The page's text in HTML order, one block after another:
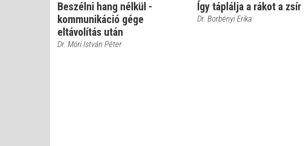
Beszélni hang nélkül -
kommunikáció gége
eltávolítás után
Dr. Móri István Péter
Így táplálja a rákot a zsír
Dr. Borbényi Erika